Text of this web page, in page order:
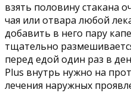
взять половину стакана
чая или отвара любой
добавить в него пару
тщательно
перед едой один раз в
Plus внутрь нужно на
лечения наружных